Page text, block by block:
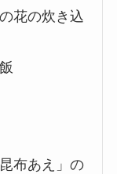
花の炊き込
布あえ」の